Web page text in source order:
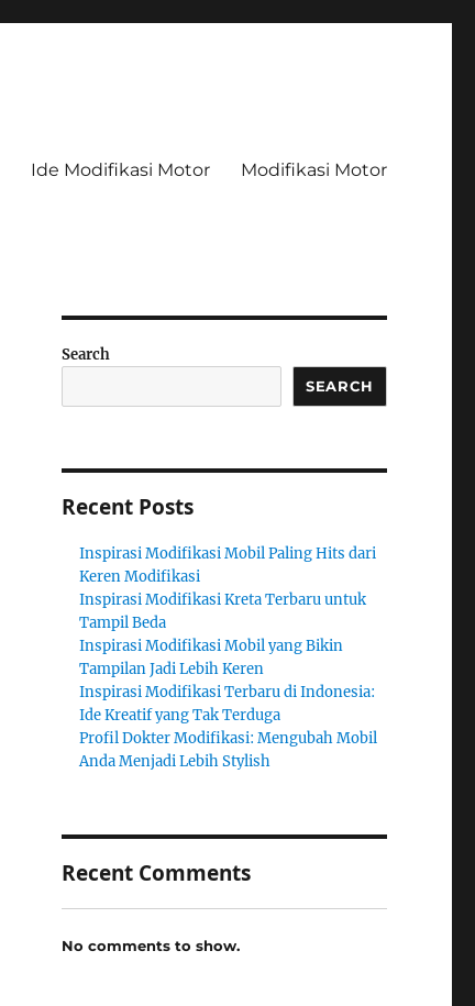
Ide Modifikasi Motor Modifikasi Motor
Search
SEARCH
Recent Posts
Inspirasi Modifikasi Mobil Paling Hits dari
Keren Modifikasi
Inspirasi Modifikasi Kreta Terbaru untuk
Tampil Beda
Inspirasi Modifikasi Mobil yang Bikin
Tampilan Jadi Lebih Keren
Inspirasi Modifikasi Terbaru di Indonesia:
Ide Kreatif yang Tak Terduga
Profil Dokter Modifikasi: Mengubah Mobil
Anda Menjadi Lebih Stylish
Recent Comments
No comments to show.